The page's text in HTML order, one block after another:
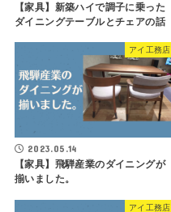
【家具】新築ハイで調子に乗った
ダイニングテーブルとチェアの話
アイ工務店
2023.05.14
【家具】飛騨産業のダイニングが
揃いました。
アイ工務店